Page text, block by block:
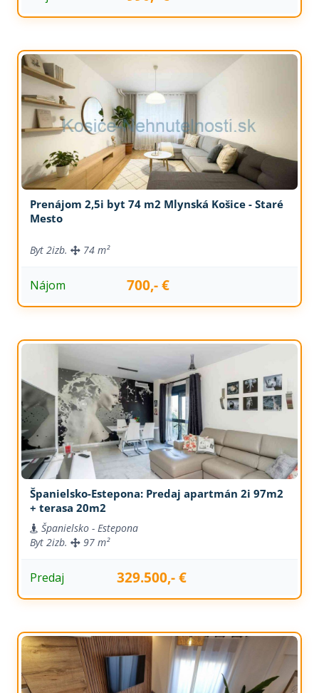
Prenájom 2,5i byt 74 m2 Mlynská Košice - Staré
Mesto
Byt 2izb. 74 m²
Nájom 700,- €
Španielsko-Estepona: Predaj apartmán 2i 97m2
+ terasa 20m2
Španielsko - Estepona
Byt 2izb. 97 m²
Predaj 329.500,- €